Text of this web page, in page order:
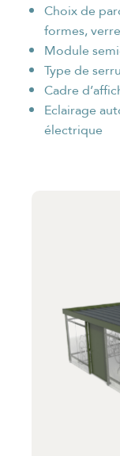
Choix de
formes,
Module
Type de
Cadre
Eclairage
électrique